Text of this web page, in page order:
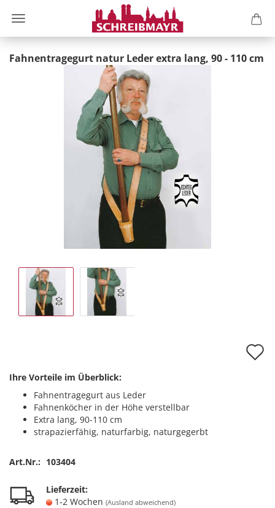
Fahnentragegurt natur Leder extra lang, 90 - 110 cm
Ihre Vorteile im Überblick:
Fahnentragegurt aus Leder
Fahnenköcher in der Höhe verstellbar
Extra lang, 90-110 cm
strapazierfähig, naturfarbig, naturgegerbt
Art.Nr.: 103404
Lieferzeit:
1-2 Wochen (Ausland abweichend)